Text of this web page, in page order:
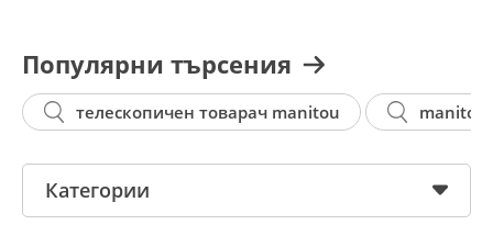
Популярни търсения
телескопичен товарач manitou manitou
Категории